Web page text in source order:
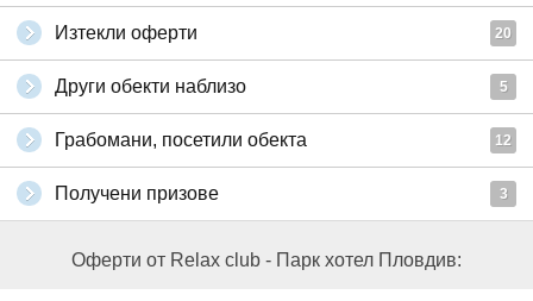
Изтекли оферти 20
Други обекти наблизо 5
Грабомани, посетили обекта 12
Получени призове 3
Оферти от Relax club - Парк хотел Пловдив: